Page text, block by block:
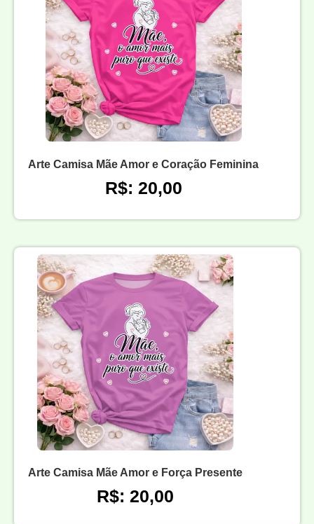
Arte Camisa Mãe Amor e Coração Feminina
R$: 20,00
Arte Camisa Mãe Amor e Força Presente
R$: 20,00